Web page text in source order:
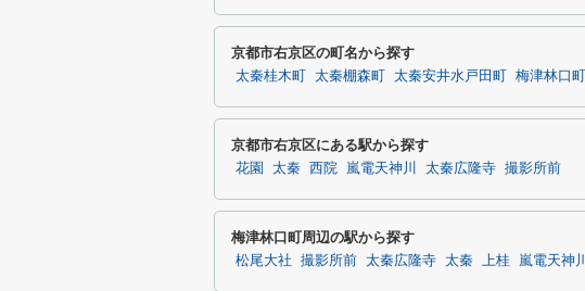
京都市右京区の町名から探す
太秦桂木町 太秦棚森町 太秦安井水戸田町 梅津林口町
京都市右京区にある駅から探す
花園 太秦 西院 嵐電天神川 太秦広隆寺 撮影所前
梅津林口町周辺の駅から探す
松尾大社 撮影所前 太秦広隆寺 太秦 上桂 嵐電天神川